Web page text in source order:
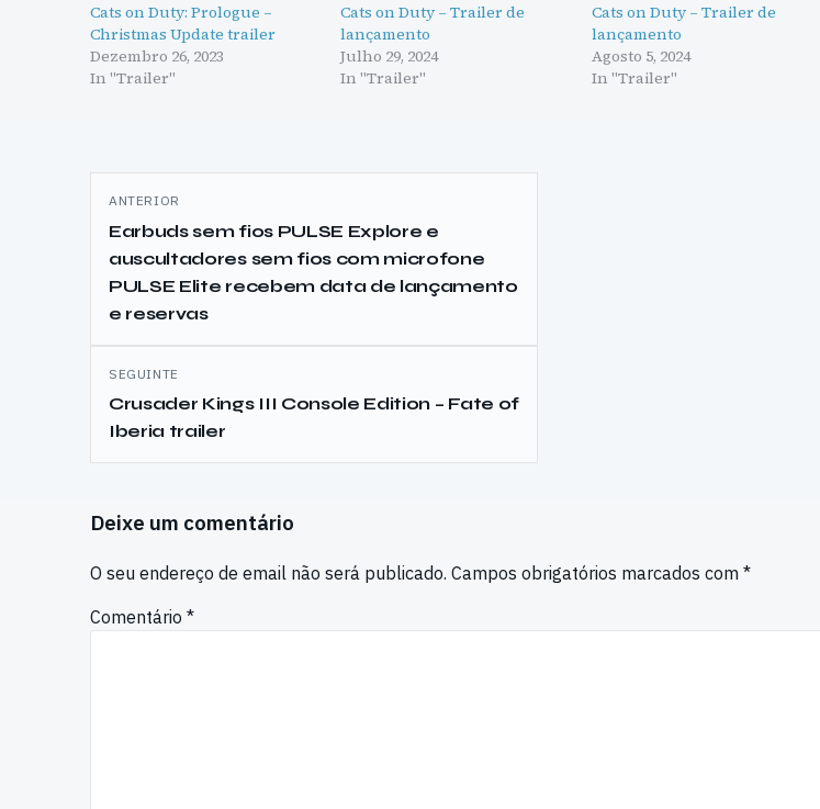
Cats on Duty: Prologue –
Christmas Update trailer
Dezembro 26, 2023
In "Trailer"
Cats on Duty – Trailer de
lançamento
Julho 29, 2024
In "Trailer"
Cats on Duty – Trailer de
lançamento
Agosto 5, 2024
In "Trailer"
Navegação
de
artigos
ANTERIOR
Earbuds sem fios PULSE Explore e
auscultadores sem fios com microfone
PULSE Elite recebem data de lançamento
e reservas
SEGUINTE
Crusader Kings III Console Edition – Fate of
Iberia trailer
Deixe um comentário
O seu endereço de email não será publicado. Campos obrigatórios marcados com *
Comentário *